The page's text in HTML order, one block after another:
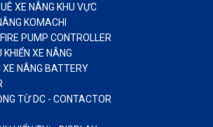
XE NÂNG KHU VỰC
KOMACHI
PUMP CONTROLLER
XE NÂNG
NÂNG BATTERY
TỪ DC - CONTACTOR